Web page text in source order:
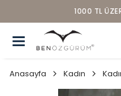
1000 TL
Anasayfa Kadın